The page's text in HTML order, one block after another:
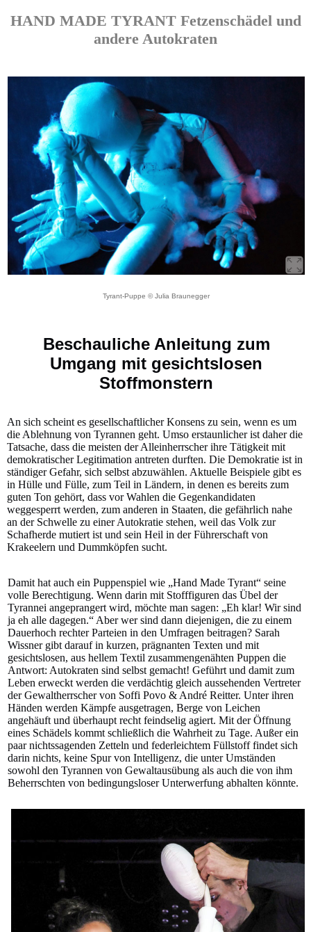
HAND MADE TYRANT Fetzenschädel und
andere Autokraten
Tyrant-Puppe © Julia Braunegger
Beschauliche Anleitung zum
Umgang mit gesichtslosen
Stoffmonstern
An sich scheint es gesellschaftlicher Konsens zu sein, wenn es um
die Ablehnung von Tyrannen geht. Umso erstaunlicher ist daher die
Tatsache, dass die meisten der Alleinherrscher ihre Tätigkeit mit
demokratischer Legitimation antreten durften. Die Demokratie ist in
ständiger Gefahr, sich selbst abzuwählen. Aktuelle Beispiele gibt es
in Hülle und Fülle, zum Teil in Ländern, in denen es bereits zum
guten Ton gehört, dass vor Wahlen die Gegenkandidaten
weggesperrt werden, zum anderen in Staaten, die gefährlich nahe
an der Schwelle zu einer Autokratie stehen, weil das Volk zur
Schafherde mutiert ist und sein Heil in der Führerschaft von
Krakeelern und Dummköpfen sucht.
Damit hat auch ein Puppenspiel wie „Hand Made Tyrant“ seine
volle Berechtigung. Wenn darin mit Stofffiguren das Übel der
Tyrannei angeprangert wird, möchte man sagen: „Eh klar! Wir sind
ja eh alle dagegen.“ Aber wer sind dann diejenigen, die zu einem
Dauerhoch rechter Parteien in den Umfragen beitragen? Sarah
Wissner gibt darauf in kurzen, prägnanten Texten und mit
gesichtslosen, aus hellem Textil zusammengenähten Puppen die
Antwort: Autokraten sind selbst gemacht! Geführt und damit zum
Leben erweckt werden die verdächtig gleich aussehenden Vertreter
der Gewaltherrscher von Soffi Povo & André Reitter. Unter ihren
Händen werden Kämpfe ausgetragen, Berge von Leichen
angehäuft und überhaupt recht feindselig agiert. Mit der Öffnung
eines Schädels kommt schließlich die Wahrheit zu Tage. Außer ein
paar nichtssagenden Zetteln und federleichtem Füllstoff findet sich
darin nichts, keine Spur von Intelligenz, die unter Umständen
sowohl den Tyrannen von Gewaltausübung als auch die von ihm
Beherrschten von bedingungsloser Unterwerfung abhalten könnte.